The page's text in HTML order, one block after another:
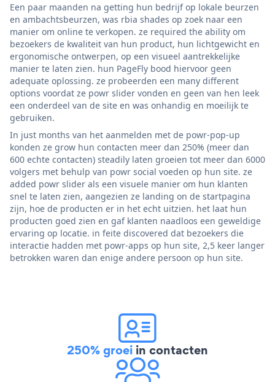
Een paar maanden na getting hun bedrijf op lokale beurzen
en ambachtsbeurzen, was rbia shades op zoek naar een
manier om online te verkopen. ze required the ability om
bezoekers de kwaliteit van hun product, hun lichtgewicht en
ergonomische ontwerpen, op een visueel aantrekkelijke
manier te laten zien. hun PageFly bood hiervoor geen
adequate oplossing. ze probeerden een many different
options voordat ze powr slider vonden en geen van hen leek
een onderdeel van de site en was onhandig en moeilijk te
gebruiken.
In just months van het aanmelden met de powr-pop-up
konden ze grow hun contacten meer dan 250% (meer dan
600 echte contacten) steadily laten groeien tot meer dan 6000
volgers met behulp van powr social voeden op hun site. ze
added powr slider als een visuele manier om hun klanten
snel te laten zien, aangezien ze landing on de startpagina
zijn, hoe de producten er in het echt uitzien. het laat hun
producten goed zien en gaf klanten naadloos een geweldige
ervaring op locatie. in feite discovered dat bezoekers die
interactie hadden met powr-apps op hun site, 2,5 keer langer
betrokken waren dan enige andere persoon op hun site.
250% groei in contacten